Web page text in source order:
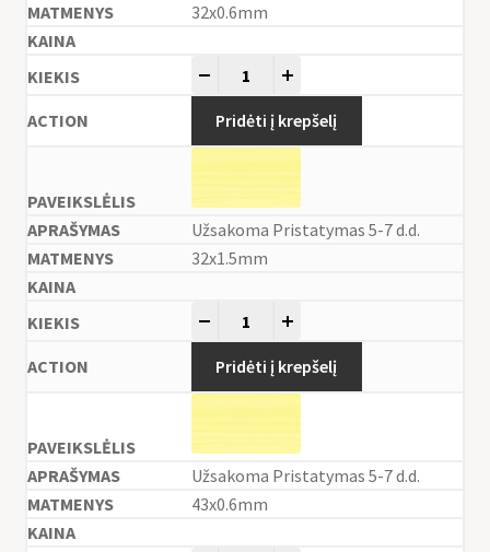
32x0.6mm
Pridėti į krepšelį
Užsakoma Pristatymas 5-7 d.d.
32x1.5mm
Pridėti į krepšelį
Užsakoma Pristatymas 5-7 d.d.
43x0.6mm